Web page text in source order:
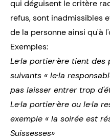
qui déguisent le critère
refus, sont inadmissibles
de la personne ainsi qu'à
Exemples:
Le·la portier·ère tient
suivants « le·la
pas laisser entrer trop
Le·la portier·ère ou le·la
exemple « la soirée est
Suissesses»